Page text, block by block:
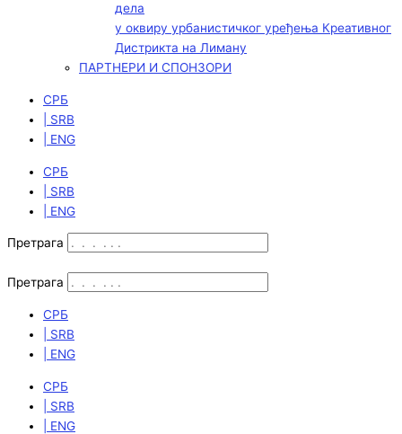
дела
у оквиру урбанистичког уређења Креативног
Дистрикта на Лиману
ПАРТНЕРИ И СПОНЗОРИ
СРБ
| SRB
| ENG
СРБ
| SRB
| ENG
Претрага
Претрага
СРБ
| SRB
| ENG
СРБ
| SRB
| ENG